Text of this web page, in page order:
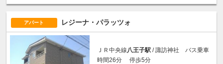
アパート レジーナ・パラッツォ
ＪＲ中央線 八王子駅 / 諏訪神社 バス乗車
時間26分 停歩5分